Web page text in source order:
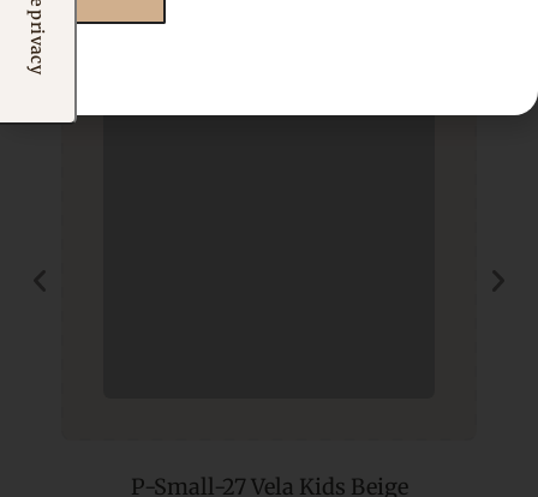
P-Small-27 Vela Kids Beige